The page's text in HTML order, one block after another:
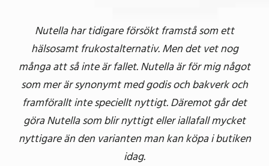
Nutella har tidigare försökt framstå som ett
hälsosamt frukostalternativ. Men det vet nog
många att så inte är fallet. Nutella är för mig något
som mer är synonymt med godis och bakverk och
framförallt inte speciellt nyttigt. Däremot går det
göra Nutella som blir nyttigt eller iallafall mycket
nyttigare än den varianten man kan köpa i butiken
idag.